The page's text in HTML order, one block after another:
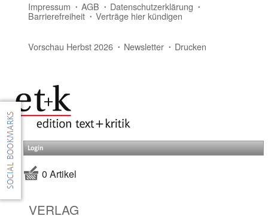
Impressum AGB Datenschutzerklärung
Barrierefreiheit Verträge hier kündigen
Vorschau Herbst 2026 Newsletter Drucken
Login
0 Artikel
VERLAG